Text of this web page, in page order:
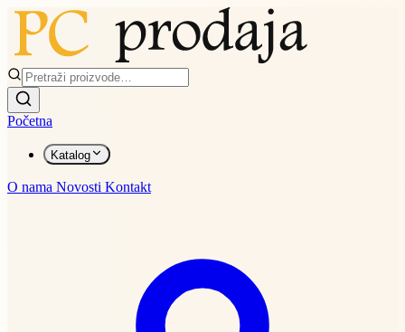
Početna
Katalog
O nama Novosti Kontakt